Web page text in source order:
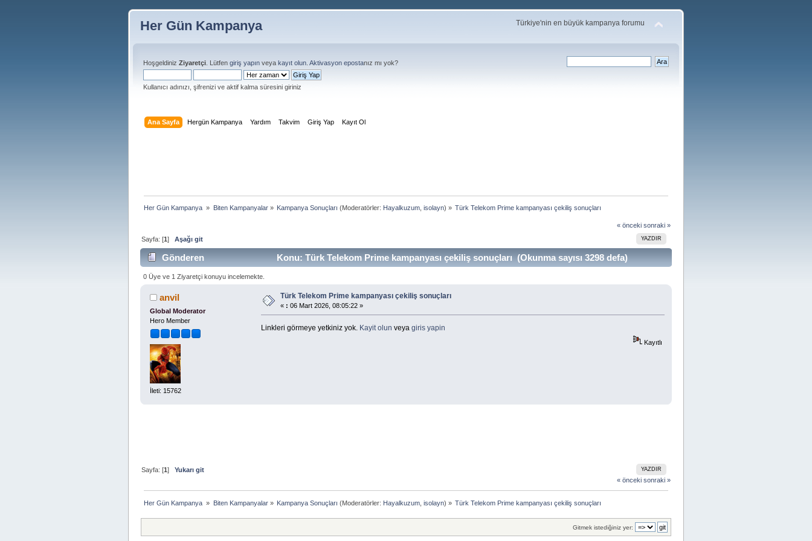
Her Gün Kampanya Türkiye'nin en büyük kampanya forumu
Hoşgeldiniz Ziyaretçi . Lütfen giriş yapın veya kayıt olun Aktivasyon epostanız mı yok?
Kullanıcı adınızı, şifrenizi ve aktif kalma süresini giriniz
Ana Sayfa Hergün Kampanya Yardım Takvim Giriş Yap Kayıt Ol
Her Gün Kampanya » Biten Kampanyalar» Kampanya Sonuçları (Moderatörler: Hayalkuzum, isolayn) » Türk Telekom Prime kampanyası çekiliş sonuçları
« önceki sonraki »
YAZDIR
Sayfa: [1]Aşağı git
Gönderen Konu: Türk Telekom Prime kampanyası çekiliş sonuçları (Okunma sayısı 3298 defa)
0 Üye ve 1 Ziyaretçi konuyu incelemekte.
anvil
Global Moderator
Hero Member
İleti: 15762
Türk Telekom Prime kampanyası çekiliş sonuçları
« : 06 Mart 2026, 08:05:22 »
Linkleri görmeye yetkiniz yok. Kayit olun veya giris yapin
Kayıtlı
YAZDIR
Sayfa: [1]Yukarı git
« önceki sonraki »
Her Gün Kampanya » Biten Kampanyalar» Kampanya Sonuçları (Moderatörler: Hayalkuzum, isolayn) » Türk Telekom Prime kampanyası çekiliş sonuçları
Gitmek istediğiniz yer: